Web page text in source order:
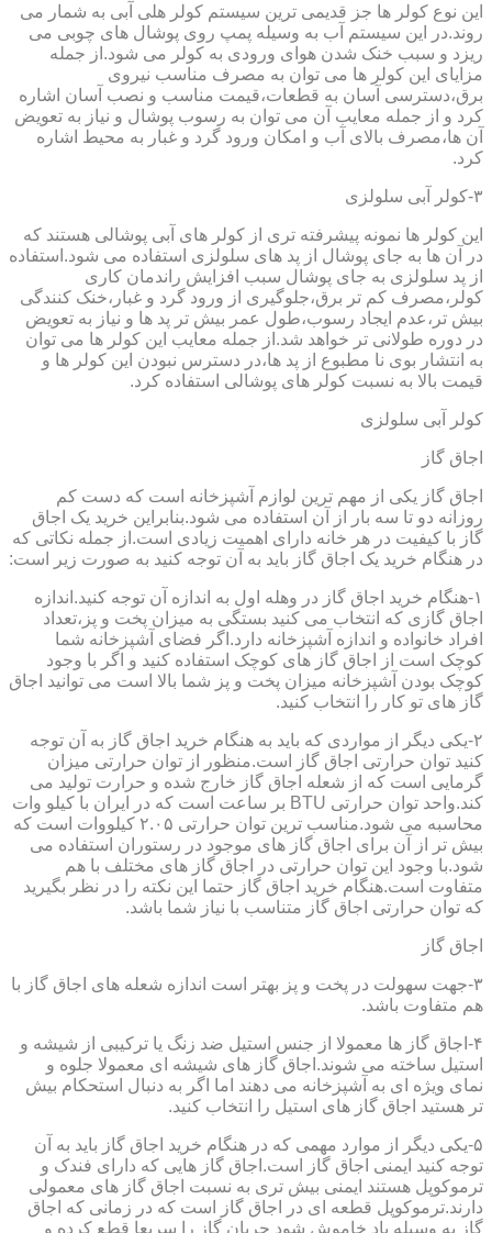
این نوع کولر ها جز قدیمی ترین سیستم کولر هلی آبی به شمار می
روند.در این سیستم آب به وسیله پمپ روی پوشال های چوبی می
ریزد و سبب خنک شدن هوای ورودی به کولر می شود.از جمله
مزایای این کولر ها می توان به مصرف مناسب نیروی
برق،دسترسی آسان به قطعات،قیمت مناسب و نصب آسان اشاره
کرد و از جمله معایب آن می توان به رسوب پوشال و نیاز به تعویض
آن ها،مصرف بالای آب و امکان ورود گرد و غبار به محیط اشاره
کرد.
۳-کولر آبی سلولزی
این کولر ها نمونه پیشرفته تری از کولر های آبی پوشالی هستند که
در آن ها به جای پوشال از پد های سلولزی استفاده می شود.استفاده
از پد سلولزی به جای پوشال سبب افزایش راندمان کاری
کولر،مصرف کم تر برق،جلوگیری از ورود گرد و غبار،خنک کنندگی
بیش تر،عدم ایجاد رسوب،طول عمر بیش تر پد ها و نیاز به تعویض
در دوره طولانی تر خواهد شد.از جمله معایب این کولر ها می توان
به انتشار بوی نا مطبوع از پد ها،در دسترس نبودن این کولر ها و
قیمت بالا به نسبت کولر های پوشالی استفاده کرد.
کولر آبی سلولزی
اجاق گاز
اجاق گاز یکی از مهم ترین لوازم آشپزخانه است که دست کم
روزانه دو تا سه بار از آن استفاده می شود.بنابراین خرید یک اجاق
گاز با کیفیت در هر خانه دارای اهمیت زیادی است.از جمله نکاتی که
در هنگام خرید یک اجاق گاز باید به آن توجه کنید به صورت زیر است:
۱-هنگام خرید اجاق گاز در وهله اول به اندازه آن توجه کنید.اندازه
اجاق گازی که انتخاب می کنید بستگی به میزان پخت و پز،تعداد
افراد خانواده و اندازه آشپزخانه دارد.اگر فضای آشپزخانه شما
کوچک است از اجاق گاز های کوچک استفاده کنید و اگر با وجود
کوچک بودن آشپزخانه میزان پخت و پز شما بالا است می توانید اجاق
گاز های تو کار را انتخاب کنید.
۲-یکی دیگر از مواردی که باید به هنگام خرید اجاق گاز به آن توجه
کنید توان حرارتی اجاق گاز است.منظور از توان حرارتی میزان
گرمایی است که از شعله اجاق گاز خارج شده و حرارت تولید می
کند.واحد توان حرارتی BTU بر ساعت است که در ایران با کیلو وات
محاسبه می شود.مناسب ترین توان حرارتی ۲.۰۵ کیلووات است که
بیش تر از آن برای اجاق گاز های موجود در رستوران استفاده می
شود.با وجود این توان حرارتی در اجاق گاز های مختلف با هم
متفاوت است.هنگام خرید اجاق گاز حتما این نکته را در نظر بگیرید
که توان حرارتی اجاق گاز متناسب با نیاز شما باشد.
اجاق گاز
۳-جهت سهولت در پخت و پز بهتر است اندازه شعله های اجاق گاز با
هم متفاوت باشد.
۴-اجاق گاز ها معمولا از جنس استیل ضد زنگ یا ترکیبی از شیشه و
استیل ساخته می شوند.اجاق گاز های شیشه ای معمولا جلوه و
نمای ویژه ای به آشپزخانه می دهند اما اگر به دنبال استحکام بیش
تر هستید اجاق گاز های استیل را انتخاب کنید.
۵-یکی دیگر از موارد مهمی که در هنگام خرید اجاق گاز باید به آن
توجه کنید ایمنی اجاق گاز است.اجاق گاز هایی که دارای فندک و
ترموکوپل هستند ایمنی بیش تری به نسبت اجاق گاز های معمولی
دارند.ترموکوپل قطعه ای در اجاق گاز است که در زمانی که اجاق
گاز به وسیله باد خاموش شود جریان گاز را سریعا قطع کرده و